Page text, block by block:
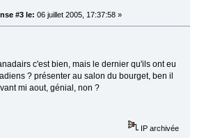
#3 le: 06 juillet 2005, 17:37:58 »
c'est bien, mais le dernier qu'ils ont eu
? présenter au salon du bourget, ben il
mi aout, génial, non ?
IP archivée